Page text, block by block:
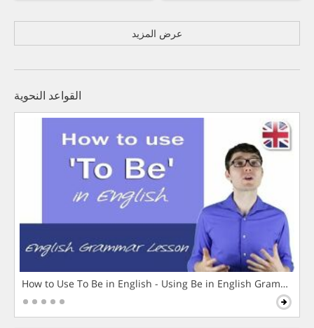
عرض المزيد
القواعد النحوية
How to Use To Be in English - Using Be in English Grammar